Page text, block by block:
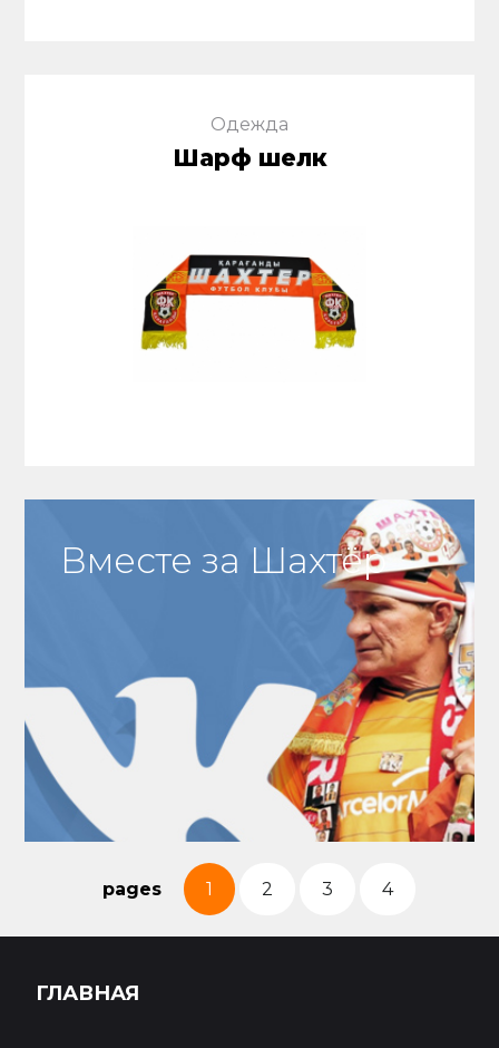
Одежда
Шарф шелк
Вместе за Шахтёр
pages 1 2 3 4
ГЛАВНАЯ